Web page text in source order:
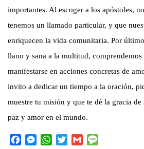
importantes. Al escoger a los apóstoles,
tenemos un llamado particular, y que
enriquecen la vida comunitaria. Por
llano y sana a la multitud, comprendemos
manifestarse en acciones concretas de
invito a dedicar un tiempo a la oración,
muestre tu misión y que te dé la gracia de
paz y amor en el mundo.
M
W
G